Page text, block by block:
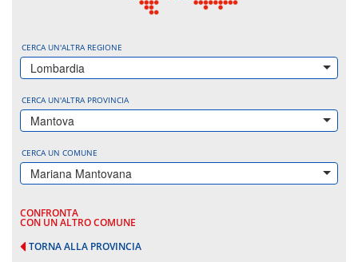
CERCA UN'ALTRA REGIONE
Lombardia
CERCA UN'ALTRA PROVINCIA
Mantova
CERCA UN COMUNE
Mariana Mantovana
CONFRONTA
CON UN ALTRO COMUNE
TORNA ALLA PROVINCIA